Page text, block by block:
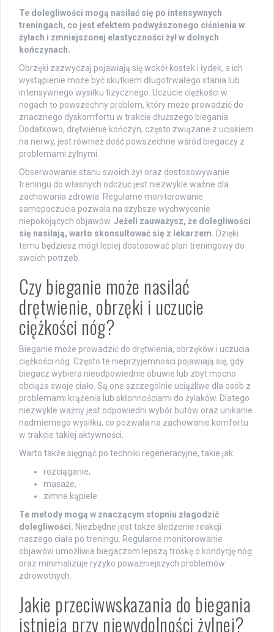
Te dolegliwości mogą nasilać się po intensywnych
treningach, co jest efektem podwyższonego ciśnienia w
żyłach i zmniejszonej elastyczności żył w dolnych
kończynach.
Obrzęki zazwyczaj pojawiają się wokół kostek i łydek, a ich
wystąpienie może być skutkiem długotrwałego stania lub
intensywnego wysiłku fizycznego. Uczucie ciężkości w
nogach to powszechny problem, który może prowadzić do
znacznego dyskomfortu w trakcie dłuższego biegania.
Dodatkowo, drętwienie kończyn, często związane z uciskiem
na nerwy, jest również dość powszechne wśród biegaczy z
problemami żylnymi.
Obserwowanie stanu swoich żył oraz dostosowywanie
treningu do własnych odczuć jest niezwykle ważne dla
zachowania zdrowia. Regularne monitorowanie
samopoczucia pozwala na szybsze wychwycenie
niepokojących objawów. Jeżeli zauważysz, że dolegliwości
się nasilają, warto skonsultować się z lekarzem. Dzięki
temu będziesz mógł lepiej dostosować plan treningowy do
swoich potrzeb.
Czy bieganie może nasilać
drętwienie, obrzęki i uczucie
ciężkości nóg?
Bieganie może prowadzić do drętwienia, obrzęków i uczucia
ciężkości nóg. Często te nieprzyjemności pojawiają się, gdy
biegacz wybiera nieodpowiednie obuwie lub zbyt mocno
obciąża swoje ciało. Są one szczególnie uciążliwe dla osób z
problemami krążenia lub skłonnościami do żylaków. Dlatego
niezwykle ważny jest odpowiedni wybór butów oraz unikanie
nadmiernego wysiłku, co pozwala na zachowanie komfortu
w trakcie takiej aktywności.
Warto także sięgnąć po techniki regeneracyjne, takie jak:
rozciąganie,
masaże,
zimne kąpiele.
Te metody mogą w znaczącym stopniu złagodzić
dolegliwości. Niezbędne jest także śledzenie reakcji
naszego ciała po treningu. Regularne monitorowanie
objawów umożliwia biegaczom lepszą troskę o kondycję nóg
oraz minimalizuje ryzyko poważniejszych problemów
zdrowotnych.
Jakie przeciwwskazania do biegania
istnieją przy niewydolności żylnej?